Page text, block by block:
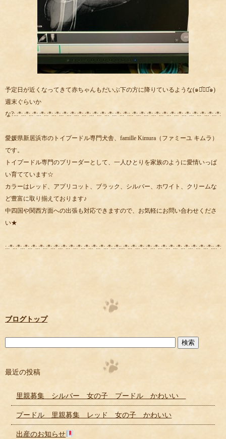
予定日が近くなってきて赤ちゃんもだいぶ下の方に降りているような(๑･̑◡･̑๑)
週末ぐらいか
な
愛媛県新居浜市のトイプードル専門犬舎、famille Kimura（ファミーユ キムラ）
です。
トイプードル専門のブリーダーとして、一人ひとりを家族のように愛情いっぱ
い育てています☆
カラーはレッド、アプリコット、ブラック、シルバー、ホワイト、クリームな
ど豊富に取り揃えております♪
中四国や関西方面への出張も対応できますので、お気軽にお問い合わせくださ
い★
:.:*:.:*:.:*:.:*:.:*:.:*:.:*:.:*:.:*:.:*:.:*:.:*:.:*:.:*:.:*::.:*:.:*:.:*:.:*:.:*:.:*:.:*:.:*:.:*:.:*:.:*:.:*::.:*:.:
ブログトップ
最近の投稿
里親募集 シルバー 女の子 プードル かわいい
プードル 里親募集 レッド 女の子 かわいい
出産のお知らせ